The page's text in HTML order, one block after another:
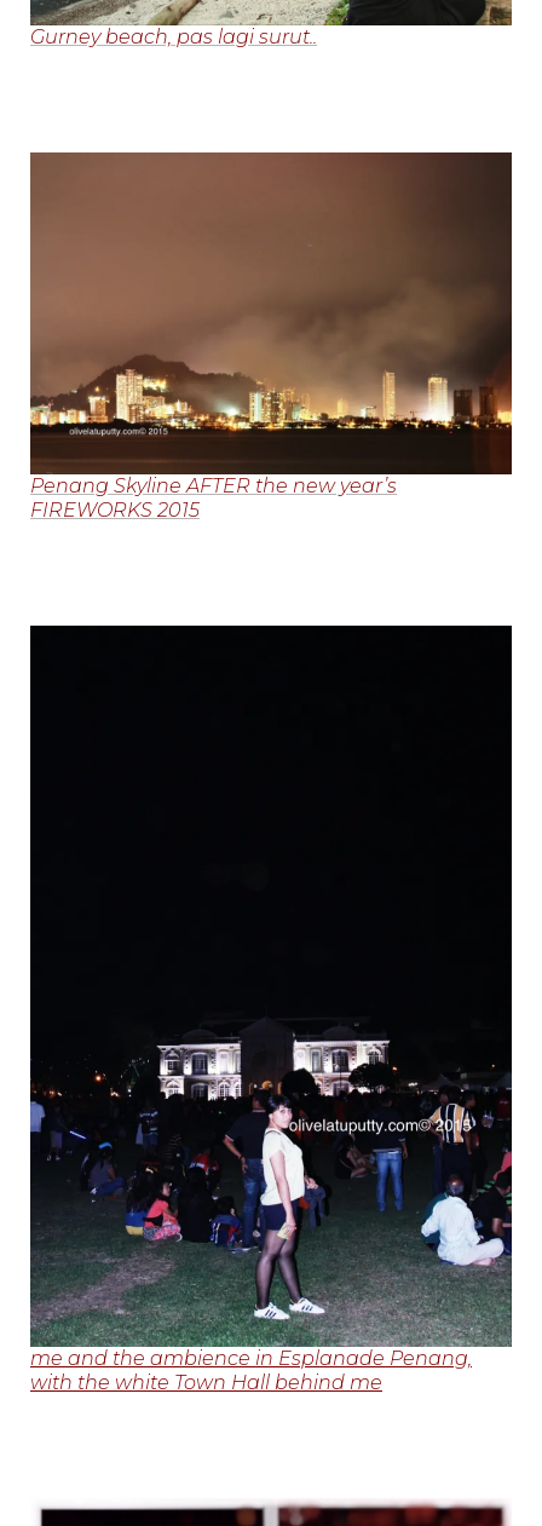
Gurney beach, pas lagi surut..
Penang Skyline AFTER the new year’s
FIREWORKS 2015
me and the ambience in Esplanade Penang,
with the white Town Hall behind me